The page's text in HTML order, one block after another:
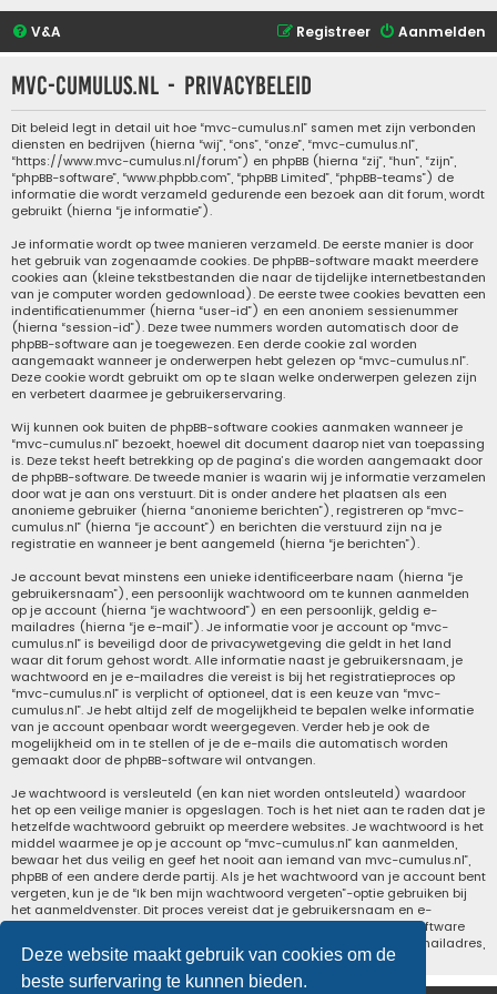
Deze website maakt gebruik van cookies om de
beste surfervaring te kunnen bieden.
V&A Aanmelden
Registreer
mvc-cumulus.nl - Privacybeleid
Dit beleid legt in detail uit hoe “mvc-cumulus.nl” samen met zijn verbonden
diensten en bedrijven (hierna “wij”, “ons”, “onze”, “mvc-cumulus.nl”,
“https://www.mvc-cumulus.nl/forum”) en phpBB (hierna “zij”, “hun”, “zijn”,
“phpBB-software”, “www.phpbb.com”, “phpBB Limited”, “phpBB-teams”) de
informatie die wordt verzameld gedurende een bezoek aan dit forum, wordt
gebruikt (hierna “je informatie”).
Je informatie wordt op twee manieren verzameld. De eerste manier is door
het gebruik van zogenaamde cookies. De phpBB-software maakt meerdere
cookies aan (kleine tekstbestanden die naar de tijdelijke internetbestanden
van je computer worden gedownload). De eerste twee cookies bevatten een
indentificatienummer (hierna “user-id”) en een anoniem sessienummer
(hierna “session-id”). Deze twee nummers worden automatisch door de
phpBB-software aan je toegewezen. Een derde cookie zal worden
aangemaakt wanneer je onderwerpen hebt gelezen op “mvc-cumulus.nl”.
Deze cookie wordt gebruikt om op te slaan welke onderwerpen gelezen zijn
en verbetert daarmee je gebruikerservaring.
Wij kunnen ook buiten de phpBB-software cookies aanmaken wanneer je
“mvc-cumulus.nl” bezoekt, hoewel dit document daarop niet van toepassing
is. Deze tekst heeft betrekking op de pagina’s die worden aangemaakt door
de phpBB-software. De tweede manier is waarin wij je informatie verzamelen
door wat je aan ons verstuurt. Dit is onder andere het plaatsen als een
anonieme gebruiker (hierna “anonieme berichten”), registreren op “mvc-
cumulus.nl” (hierna “je account”) en berichten die verstuurd zijn na je
registratie en wanneer je bent aangemeld (hierna “je berichten”).
Je account bevat minstens een unieke identificeerbare naam (hierna “je
gebruikersnaam”), een persoonlijk wachtwoord om te kunnen aanmelden
op je account (hierna “je wachtwoord”) en een persoonlijk, geldig e-
mailadres (hierna “je e-mail”). Je informatie voor je account op “mvc-
cumulus.nl” is beveiligd door de privacywetgeving die geldt in het land
waar dit forum gehost wordt. Alle informatie naast je gebruikersnaam, je
wachtwoord en je e-mailadres die vereist is bij het registratieproces op
“mvc-cumulus.nl” is verplicht of optioneel, dat is een keuze van “mvc-
cumulus.nl”. Je hebt altijd zelf de mogelijkheid te bepalen welke informatie
van je account openbaar wordt weergegeven. Verder heb je ook de
mogelijkheid om in te stellen of je de e-mails die automatisch worden
gemaakt door de phpBB-software wil ontvangen.
Je wachtwoord is versleuteld (en kan niet worden ontsleuteld) waardoor
het op een veilige manier is opgeslagen. Toch is het niet aan te raden dat je
hetzelfde wachtwoord gebruikt op meerdere websites. Je wachtwoord is het
middel waarmee je op je account op “mvc-cumulus.nl” kan aanmelden,
bewaar het dus veilig en geef het nooit aan iemand van mvc-cumulus.nl”,
phpBB of een andere derde partij. Als je het wachtwoord van je account bent
vergeten, kun je de “Ik ben mijn wachtwoord vergeten”-optie gebruiken bij
het aanmeldvenster. Dit proces vereist dat je gebruikersnaam en e-
mailadres opgeeft van je gebruikersaccount, waarna de phpBB-software
een nieuw wachtwoord zal genereren en zal opsturen naar het e-mailadres,
zodat je je opnieuw kunt aanmelden.